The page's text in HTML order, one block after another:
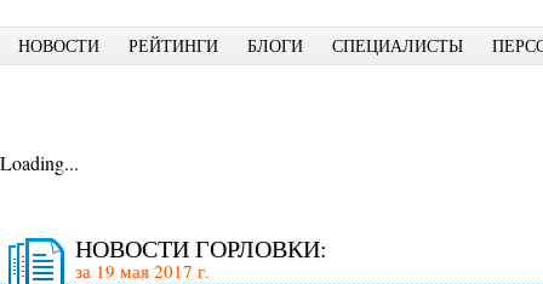
НОВОСТИ РЕЙТИНГИ БЛОГИ СПЕЦИАЛИСТЫ
Loading...
НОВОСТИ ГОРЛОВКИ:
за 19 мая 2017 г.